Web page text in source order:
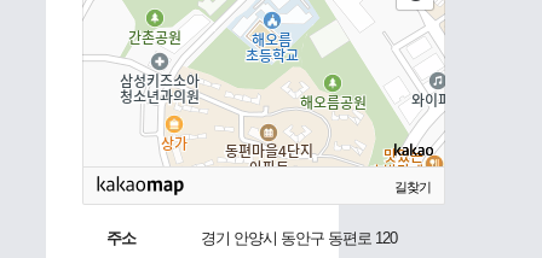
길찾기
주소
경기 안양시 동안구 동편로 120